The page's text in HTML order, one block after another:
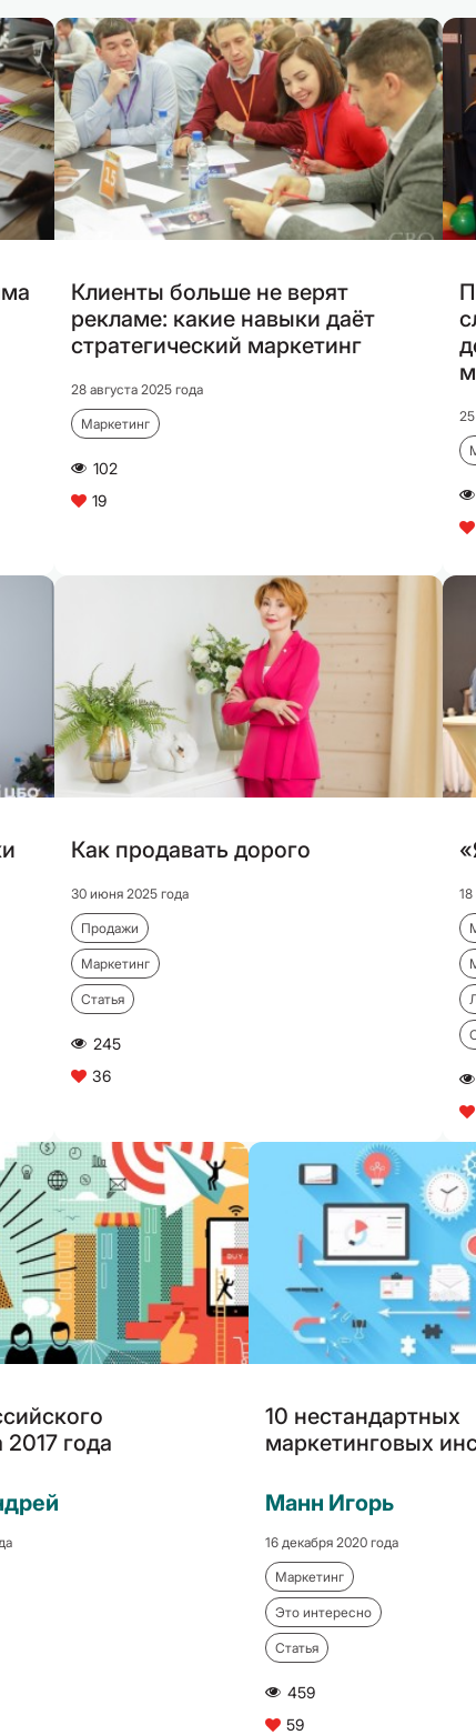
Клиенты больше не верят
рекламе: какие навыки даёт
стратегический маркетинг
28 августа 2025 года
Маркетинг
A 102
C 19 A
C
Как продавать дорого
30 июня 2025 года
Продажи
Маркетинг
Статья
A 245
C 36 A
C
года
10 нестандартных
маркетинговых
Манн Игорь
16 декабря 2020 года
Маркетинг
Это интересно
Статья
A 459
C 59